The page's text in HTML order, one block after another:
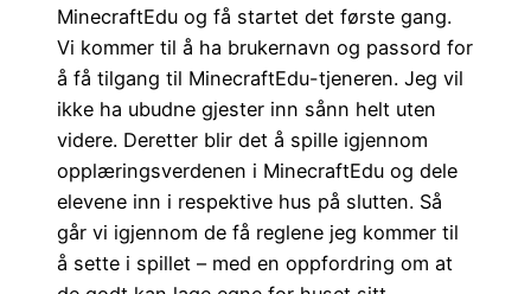
MinecraftEdu og få startet det første gang.
Vi kommer til å ha brukernavn og passord for
å få tilgang til MinecraftEdu-tjeneren. Jeg vil
ikke ha ubudne gjester inn sånn helt uten
videre. Deretter blir det å spille igjennom
opplæringsverdenen i MinecraftEdu og dele
elevene inn i respektive hus på slutten. Så
går vi igjennom de få reglene jeg kommer til
å sette i spillet – med en oppfordring om at